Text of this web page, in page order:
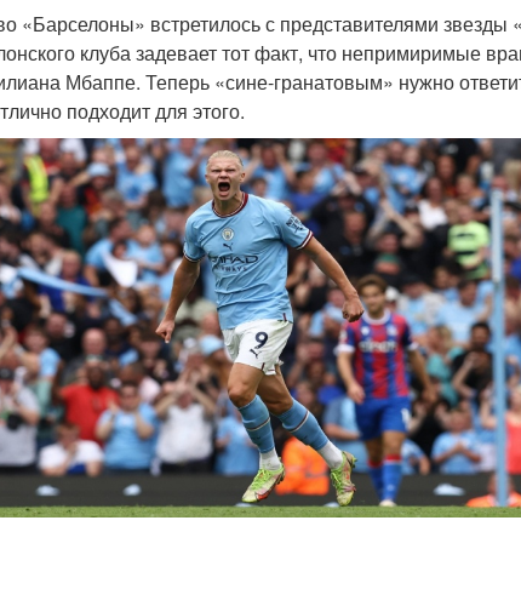
«Барселоны» встретилось с представителями
клуба задевает тот факт, что непримиримые
Мбаппе. Теперь «сине-гранатовым» нужно
подходит для этого.